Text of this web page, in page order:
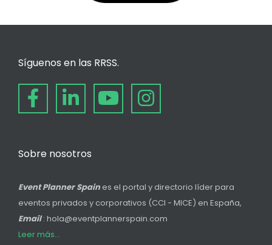
Síguenos en las RRSS.
Sobre nosotros
Event Planner Spain es el portal y directorio líder para
eventos privados y corporativos (CCI - MICE) en España,
Email: hola@eventplannerspain.com
Leer más...